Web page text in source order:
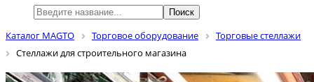
Поиск
Каталог MAGTO Торговое оборудованиe
Торговые стеллажи
Стеллажи для строительного магазина